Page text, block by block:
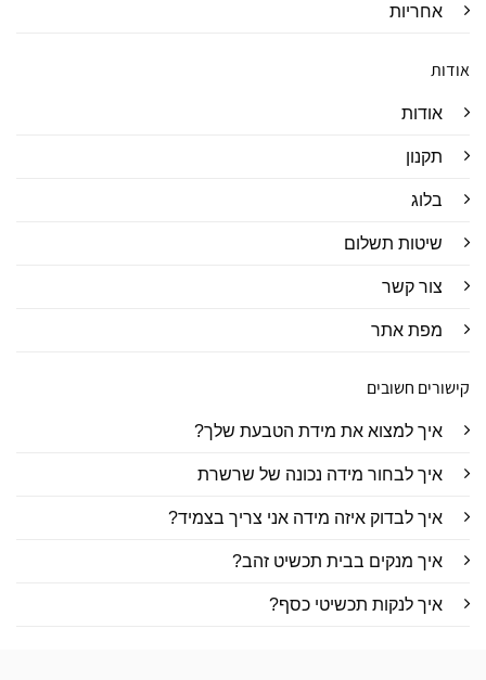
אחריות
אודות
אודות
תקנון
בלוג
שיטות תשלום
צור קשר
מפת אתר
קישורים חשובים
איך למצוא את מידת הטבעת שלך?
איך לבחור מידה נכונה של שרשרת
איך לבדוק איזה מידה אני צריך בצמיד?
איך מנקים בבית תכשיט זהב?
איך לנקות תכשיטי כסף?